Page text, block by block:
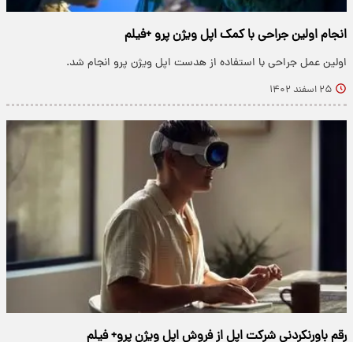
انجام اولین جراحی با کمک اپل ویژن پرو +فیلم
اولین عمل جراحی با استفاده از هدست اپل ویژن پرو انجام شد.
۲۵ اسفند ۱۴۰۲
رقم باورنکردنی شرکت اپل از فروش اپل ویژن پرو+ فیلم